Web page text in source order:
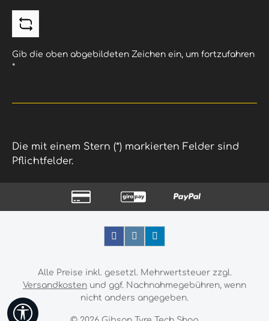
Werkzeugleiste anzeigen
Gib die oben abgebildeten Zeichen ein, um fortzufahren
*
Die mit einem Stern (*) markierten Felder sind
Pflichtfelder.
Alle Preise inkl. gesetzl. Mehrwertsteuer zzgl.
Versandkosten und ggf. Nachnahmegebühren, wenn
nicht anders angegeben.